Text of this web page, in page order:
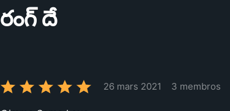
రంగ్ దే
26 mars 2021 3 membros